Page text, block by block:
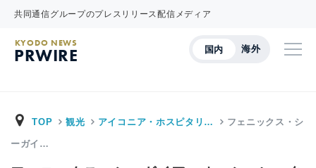
共同通信グループのプレスリリース配信メディア
国内 海外
KYODO NEWS
PRWIRE
TOP 観光 アイコニア・ホスピタリ… フェニックス・シ
ーガイ…